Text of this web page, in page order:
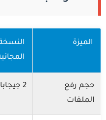
الميزة
النسخة
المجانية
حجم رفع
الملفات